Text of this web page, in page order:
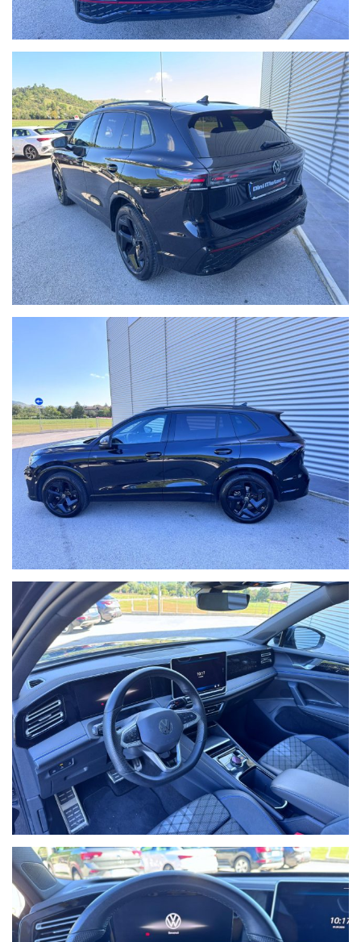
NON HAI TROVATO L'AUTO CHE
CERCHI?
Compila il modulo e ti contatteremo appena l'auto che
cerchi sarà disponibile